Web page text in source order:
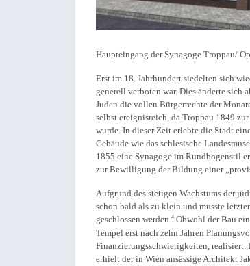
Haupteingang der Synagoge Troppau/
Erst im 18. Jahrhundert siedelten sich
generell verboten war. Dies änderte sich
Juden die vollen Bürgerrechte der
selbst ereignisreich, da Troppau 1849
wurde. In dieser Zeit erlebte die Stadt
Gebäude wie das schlesische
1855 eine Synagoge im Rundbogenstil
zur Bewilligung der Bildung einer
Aufgrund des stetigen Wachstums der
schon bald als zu klein und musste
geschlossen werden.4 Obwohl der Bau
Tempel erst nach zehn Jahren
Finanzierungsschwierigkeiten, realisiert.
erhielt der in Wien ansässige Architekt